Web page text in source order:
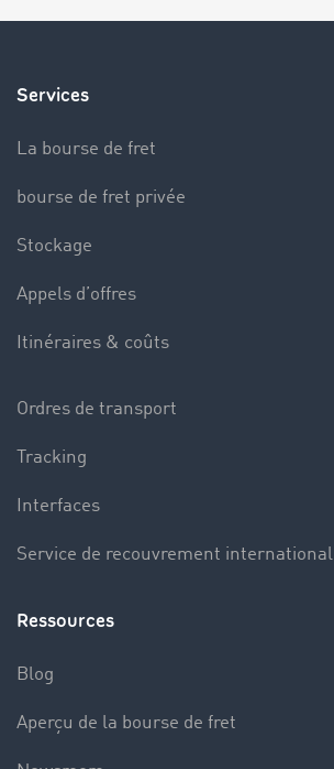
Services
La bourse de fret
bourse de fret privée
Stockage
Appels d’offres
Itinéraires & coûts
Ordres de transport
Tracking
Interfaces
Service de recouvrement international
Ressources
Blog
Aperçu de la bourse de fret